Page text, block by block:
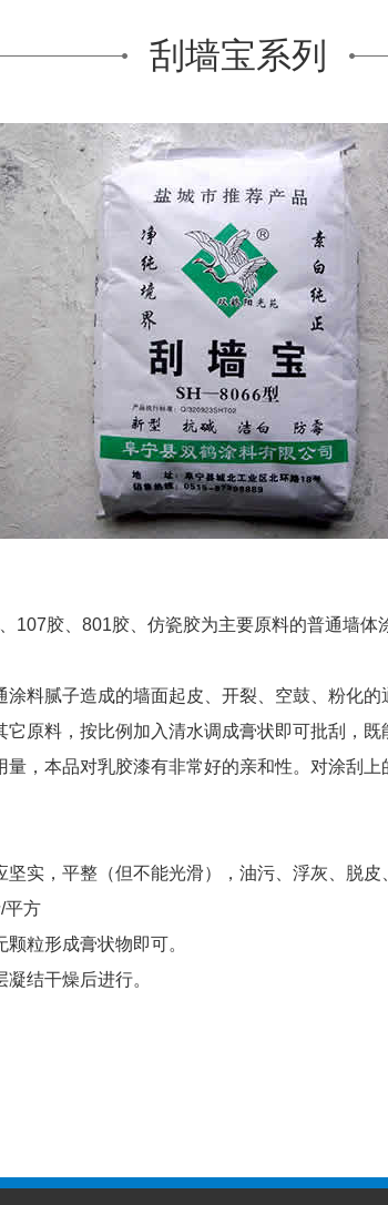
刮墙宝系列
胶、801胶、仿瓷胶为主要原料的普通墙体
腻子造成的墙面起皮、开裂、空鼓、粉化的
料，按比例加入清水调成膏状即可批刮，既
本品对乳胶漆有非常好的亲和性。对涂刮上
，平整（但不能光滑），油污、浮灰、脱皮
方
粒形成膏状物即可。
结干燥后进行。